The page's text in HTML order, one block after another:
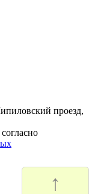
↑
проезд,